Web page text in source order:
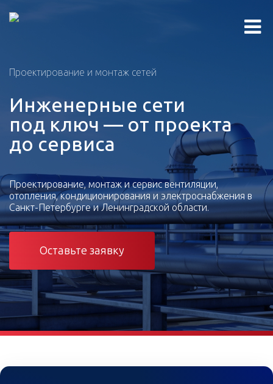
Проектирование и монтаж сетей
Инженерные сети
под ключ — от проекта
до сервиса
Проектирование, монтаж и сервис вентиляции,
отопления, кондиционирования и электроснабжения в
Санкт-Петербурге и Ленинградской области.
Оставьте заявку